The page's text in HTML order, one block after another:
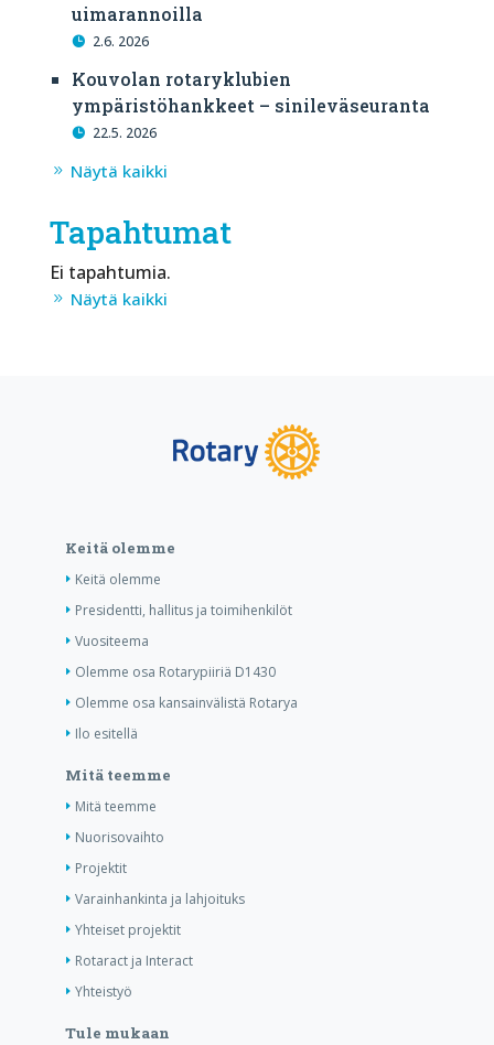
uimarannoilla
2.6. 2026
Kouvolan rotaryklubien
ympäristöhankkeet – sinileväseuranta
22.5. 2026
Näytä kaikki
Tapahtumat
Ei tapahtumia.
Näytä kaikki
Keitä olemme
Keitä olemme
Presidentti, hallitus ja toimihenkilöt
Vuositeema
Olemme osa Rotarypiiriä D1430
Olemme osa kansainvälistä Rotarya
Ilo esitellä
Mitä teemme
Mitä teemme
Nuorisovaihto
Projektit
Varainhankinta ja lahjoituks
Yhteiset projektit
Rotaract ja Interact
Yhteistyö
Tule mukaan